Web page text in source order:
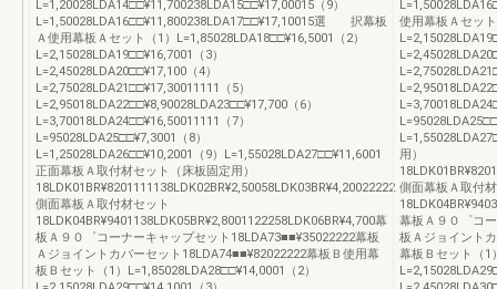
L=1,20028LDA14□□¥11,700238LDA15□□¥17,00015（9）
L=1,50028LDA16□□¥11,800238LDA17□□¥17,10015選 択幕板
Ａ使用幕板Ａセット（1）L=1,85028LDA18□□¥16,5001（2）
L=2,15028LDA19□□¥16,7001（3）
L=2,45028LDA20□□¥17,100（4）
L=2,75028LDA21□□¥17,30011111（5）
L=2,95018LDA22□□¥8,90028LDA23□□¥17,700（6）
L=3,70018LDA24□□¥16,50011111（7）
L=95028LDA25□□¥7,3001（8）
L=1,25028LDA26□□¥10,2001（9）L=1,55028LDA27□□¥11,6001
正面幕板Ａ取付材セット（床板固定用）
18LDK01BR¥8201111138LDK02BR¥2,50058LDK03BR¥4,20022222
側面幕板Ａ取付材セット
18LDK04BR¥9401138LDK05BR¥2,8001122258LDK06BR¥4,700幕
板Ａ９０゜コーナーキャップセット18LDA73■■¥35022222幕板
Ａジョイントカバーセット18LDA74■■¥82022222幕板Ｂ使用幕
板Ｂセット（1）L=1,85028LDA28□□¥14,0001（2）
使用幕板Ａセッ
用）
側面幕板Ａ取付
幕板Ａ９０゜コ
板Ａジョイント
幕板Ｂセット（1